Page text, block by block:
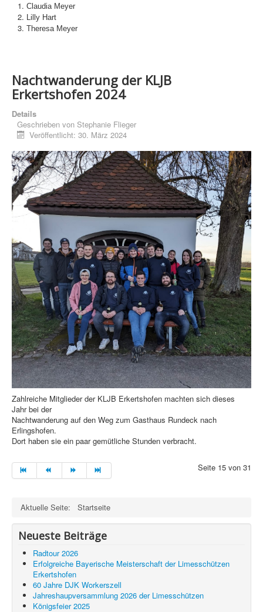
Claudia Meyer
Lilly Hart
Theresa Meyer
Nachtwanderung der KLJB
Erkertshofen 2024
Details
Geschrieben von Stephanie Flieger
Veröffentlicht: 30. März 2024
Zahlreiche Mitglieder der KLJB Erkertshofen machten sich dieses
Jahr bei der
Nachtwanderung auf den Weg zum Gasthaus Rundeck nach
Erlingshofen.
Dort haben sie ein paar gemütliche Stunden verbracht.
Seite 15 von 31
Aktuelle Seite: Startseite
Neueste Beiträge
Radtour 2026
Erfolgreiche Bayerische Meisterschaft der Limesschützen
Erkertshofen
60 Jahre DJK Workerszell
Jahreshaupversammlung 2026 der Limesschützen
Königsfeier 2025